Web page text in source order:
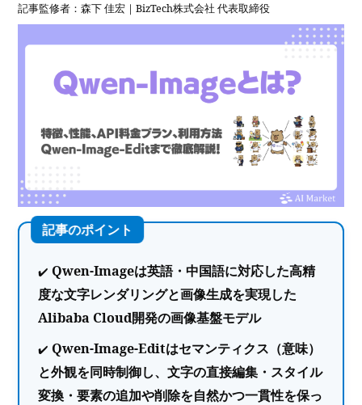
記事監修者：森下 佳宏｜BizTech株式会社 代表取締役
Qwen-Imageは英語・中国語に対応した高精
度な文字レンダリングと画像生成を実現した
Alibaba Cloud開発の画像基盤モデル
Qwen-Image-Editはセマンティクス（意味）
と外観を同時制御し、文字の直接編集・スタイル
変換・要素の追加や削除を自然かつ一貫性を保っ